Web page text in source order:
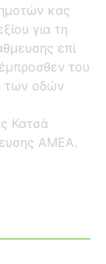
κας
για τη
επί
του
των οδών
Κατσά
ΑΜΕΑ.